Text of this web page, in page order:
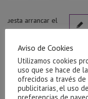
Ayuda para
Aviso de Cookies
Utilizamos cookies
uso que se hace de
ofrecidos a través de
publicitarias, el uso
preferencias de